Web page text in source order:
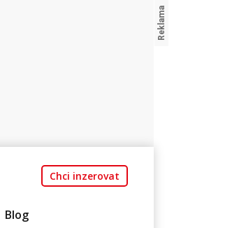
Chci inzerovat
Blog